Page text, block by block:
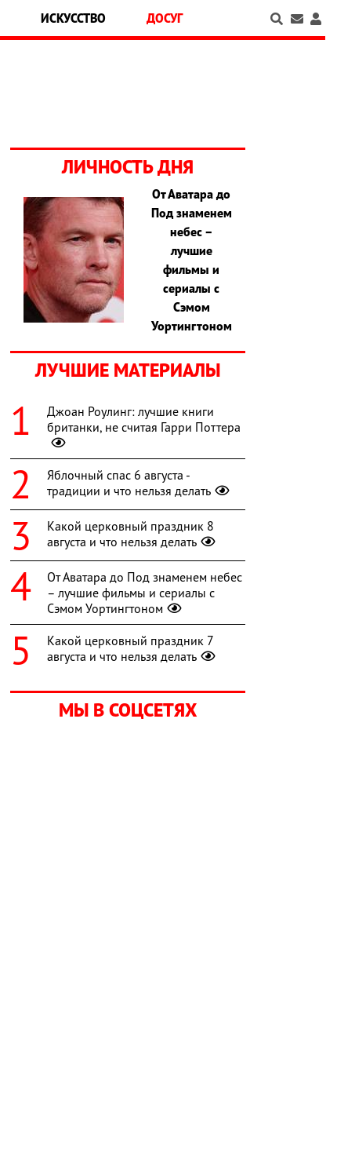
ИСКУССТВО ДОСУГ
ЛИЧНОСТЬ ДНЯ
От Аватара до
Под знаменем
небес –
лучшие
фильмы и
сериалы с
Сэмом
Уортингтоном
ЛУЧШИЕ МАТЕРИАЛЫ
Джоан Роулинг: лучшие книги
британки, не считая Гарри Поттера
Яблочный спас 6 августа -
традиции и что нельзя делать
Какой церковный праздник 8
августа и что нельзя делать
От Аватара до Под знаменем небес
– лучшие фильмы и сериалы с
Сэмом Уортингтоном
Какой церковный праздник 7
августа и что нельзя делать
МЫ В СОЦСЕТЯХ